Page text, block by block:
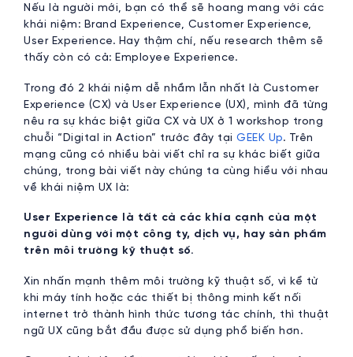
Nếu là người mới, bạn có thể sẽ hoang mang với các
khái niệm: Brand Experience, Customer Experience,
User Experience. Hay thậm chí, nếu research thêm sẽ
thấy còn có cả: Employee Experience.
Trong đó 2 khái niệm dễ nhầm lẫn nhất là Customer
Experience (CX) và User Experience (UX), mình đã từng
nêu ra sự khác biệt giữa CX và UX ở 1 workshop trong
chuỗi “Digital in Action” trước đây tại GEEK Up. Trên
mạng cũng có nhiều bài viết chỉ ra sự khác biết giữa
chúng, trong bài viết này chúng ta cùng hiểu với nhau
về khái niệm UX là:
User Experience là tất cả các khía cạnh của một
người dùng với một công ty, dịch vụ, hay sản phẩm
trên môi trường kỹ thuật số.
Xin nhấn mạnh thêm môi trường kỹ thuật số, vì kể từ
khi máy tính hoặc các thiết bị thông minh kết nối
internet trở thành hình thức tương tác chính, thì thuật
ngữ UX cũng bắt đầu được sử dụng phổ biến hơn.